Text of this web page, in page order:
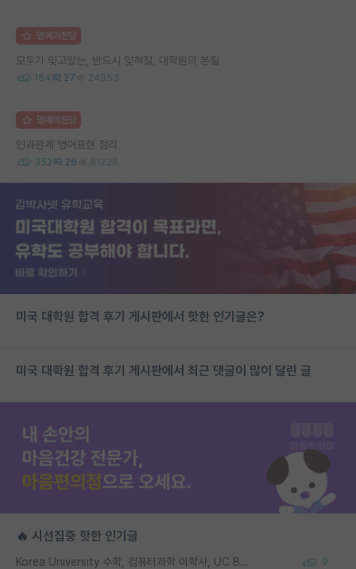
명예의전당
모두가 잊고있는, 반드시 잊혀질, 대학원의 본질
154 27 24953
명예의전당
인과관계 영어표현 정리
352 26 81238
미국 대학원 합격 후기 게시판에서 핫한 인기글은?
미국 대학원 합격 후기 게시판에서 최근 댓글이 많이 달린 글
🔥 시선집중 핫한 인기글
Korea University 수학, 컴퓨터과학 이학사, UC Berkeley 산업공학 대학원 공학박사가 되는 것은 쉽지 않겠죠? 9